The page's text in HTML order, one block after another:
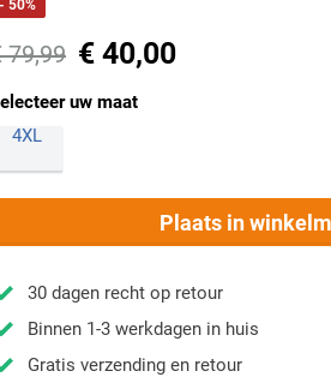
- 50%
79,99 € 40,00
uw maat
4XL
Plaats in
30 dagen recht op retour
Binnen 1-3 werkdagen in huis
Gratis verzending en retour